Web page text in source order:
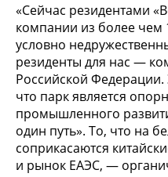
«Сейчас резидентами
компании из более чем
условно
резиденты для нас —
Российской Федерации.
что парк является
промышленного
один путь». То, что на
соприкасаются
и рынок ЕАЭС, —